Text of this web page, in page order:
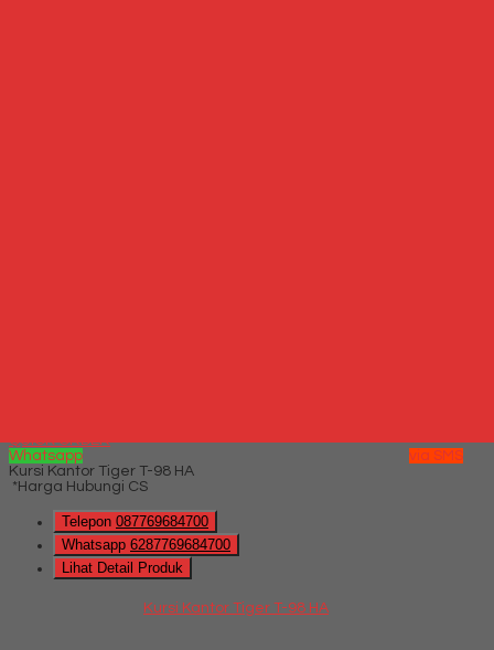
QUICK ORDER
Whatsapp
via SMS
Kursi Kantor Tiger T-98 HA
*Harga Hubungi CS
Telepon 087769684700
Whatsapp 6287769684700
Lihat Detail Produk
Kursi Kantor Tiger T-98 HA